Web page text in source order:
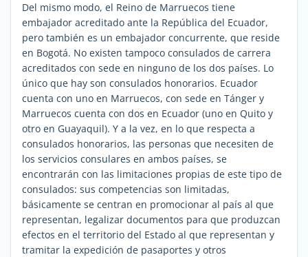
Del mismo modo, el Reino de Marruecos tiene
embajador acreditado ante la República del Ecuador,
pero también es un embajador concurrente, que reside
en Bogotá. No existen tampoco consulados de carrera
acreditados con sede en ninguno de los dos países. Lo
único que hay son consulados honorarios. Ecuador
cuenta con uno en Marruecos, con sede en Tánger y
Marruecos cuenta con dos en Ecuador (uno en Quito y
otro en Guayaquil). Y a la vez, en lo que respecta a
consulados honorarios, las personas que necesiten de
los servicios consulares en ambos países, se
encontrarán con las limitaciones propias de este tipo de
consulados: sus competencias son limitadas,
básicamente se centran en promocionar al país al que
representan, legalizar documentos para que produzcan
efectos en el territorio del Estado al que representan y
tramitar la expedición de pasaportes y otros